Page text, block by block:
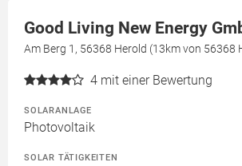
Good Living New Energy
Am Berg 1, 56368 Herold (13km von 56368
4 mit einer Bewertung
SOLARANLAGE
Photovoltaik
SOLAR TÄTIGKEITEN